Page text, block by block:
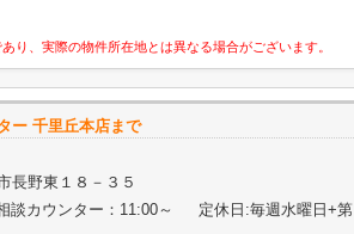
、実際の物件所在地とは異なる場合がございます。
ー 千里丘本店まで
長野東１８－３５
談カウンター：11:00～ 定休日:毎週水曜日+第